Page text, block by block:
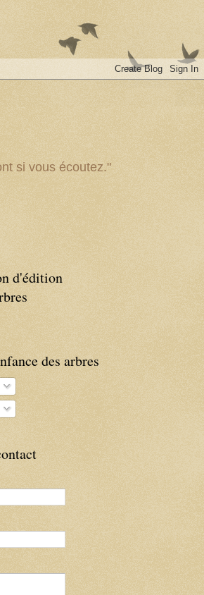
si vous écoutez."
d'édition
des arbres